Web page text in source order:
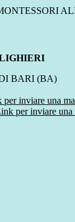
BARI (BA)
per inviare una
per inviare una